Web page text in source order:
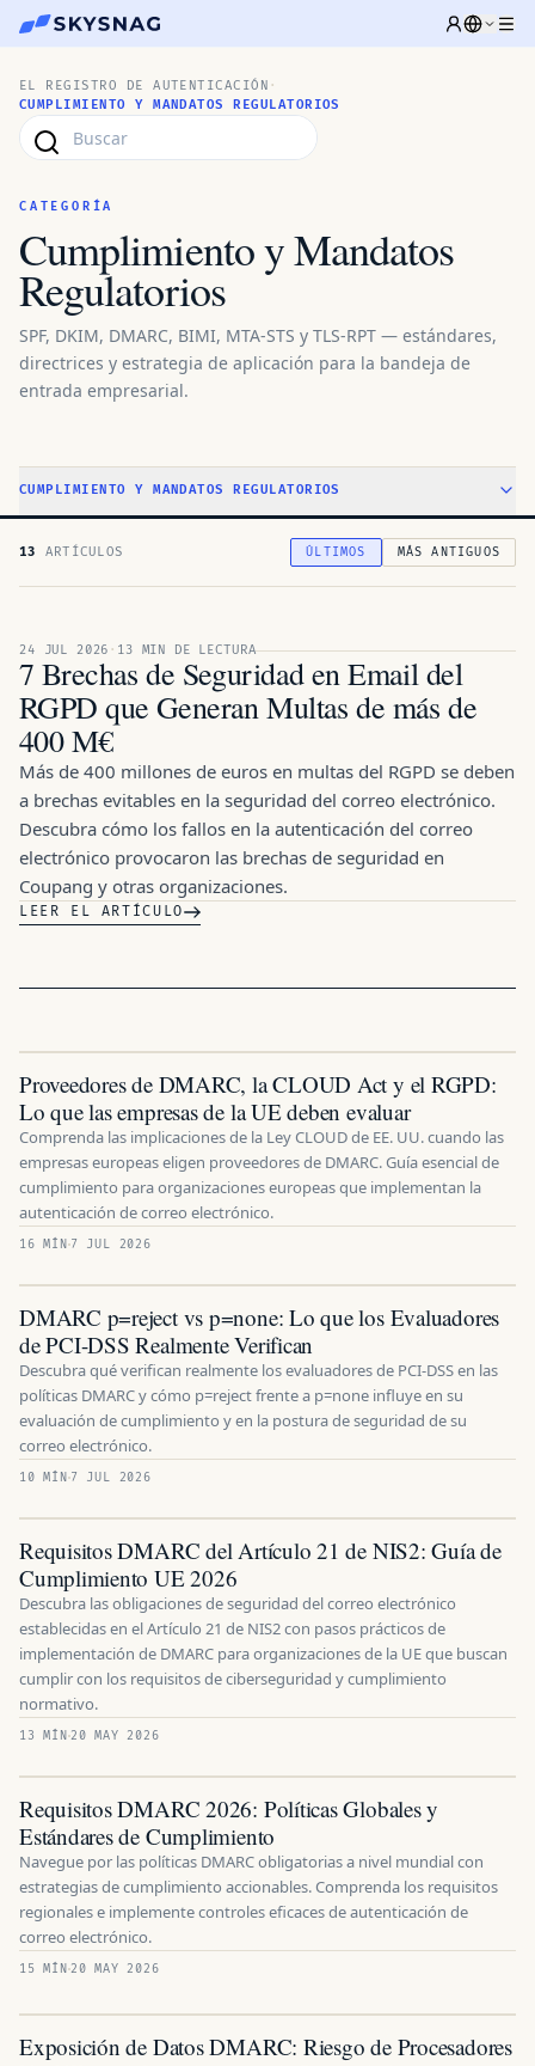
EL REGISTRO DE AUTENTICACIÓN ·
CUMPLIMIENTO Y MANDATOS REGULATORIOS
CATEGORÍA
Cumplimiento y Mandatos
Regulatorios
SPF, DKIM, DMARC, BIMI, MTA-STS y TLS-RPT — estándares,
directrices y estrategia de aplicación para la bandeja de
entrada empresarial.
CUMPLIMIENTO Y MANDATOS REGULATORIOS
13 ARTÍCULOS ÚLTIMOS MÁS ANTIGUOS
ARTÍCULO DESTACADO · 24 JUL 2026
24 JUL 2026 · 13 MIN DE LECTURA
7 Brechas de Seguridad en Email del
RGPD que Generan Multas de más de
400 M€
Más de 400 millones de euros en multas del RGPD se deben
a brechas evitables en la seguridad del correo electrónico.
Descubra cómo los fallos en la autenticación del correo
electrónico provocaron las brechas de seguridad en
Coupang y otras organizaciones.
LEER EL ARTÍCULO
Proveedores de DMARC, la CLOUD Act y el RGPD:
Lo que las empresas de la UE deben evaluar
Comprenda las implicaciones de la Ley CLOUD de EE. UU. cuando las
empresas europeas eligen proveedores de DMARC. Guía esencial de
cumplimiento para organizaciones europeas que implementan la
autenticación de correo electrónico.
16 MÍN 7 JUL 2026
DMARC p=reject vs p=none: Lo que los Evaluadores
de PCI-DSS Realmente Verifican
Descubra qué verifican realmente los evaluadores de PCI-DSS en las
políticas DMARC y cómo p=reject frente a p=none influye en su
evaluación de cumplimiento y en la postura de seguridad de su
correo electrónico.
10 MÍN 7 JUL 2026
Requisitos DMARC del Artículo 21 de NIS2: Guía de
Cumplimiento UE 2026
Descubra las obligaciones de seguridad del correo electrónico
establecidas en el Artículo 21 de NIS2 con pasos prácticos de
implementación de DMARC para organizaciones de la UE que buscan
cumplir con los requisitos de ciberseguridad y cumplimiento
normativo.
13 MÍN 20 MAY 2026
Requisitos DMARC 2026: Políticas Globales y
Estándares de Cumplimiento
Navegue por las políticas DMARC obligatorias a nivel mundial con
estrategias de cumplimiento accionables. Comprenda los requisitos
regionales e implemente controles eficaces de autenticación de
correo electrónico.
15 MÍN 20 MAY 2026
Exposición de Datos DMARC: Riesgo de Procesadores